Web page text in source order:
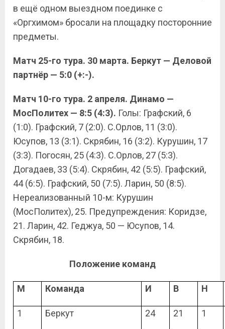
в ещё одном выездном поединке с
«Оргхимом» бросали на площадку посторонние
предметы.
Матч 25-го тура. 30 марта. Беркут — Деловой
партнёр — 5:0 (+:-).
Матч 10-го тура. 2 апреля. Динамо —
МосПолитех — 8:5 (4:3). Голы: Графский, 6
(1:0). Графский, 7 (2:0). С.Орлов, 11 (3:0).
Юсупов, 13 (3:1). Скрябин, 16 (3:2). Курушин, 17
(3:3). Погосян, 25 (4:3). С.Орлов, 27 (5:3).
Догадаев, 33 (5:4). Скрябин, 42 (5:5). Графский,
44 (6:5). Графский, 50 (7:5). Ларин, 50 (8:5).
Нереализованный 10-м: Курушин
(МосПолитех), 25. Предупреждения: Коридзе,
21. Ларин, 42. Геджуа, 50 — Юсупов, 14.
Скрябин, 18.
Положение команд
М Команда И В Н
1 Беркут 24 21 1